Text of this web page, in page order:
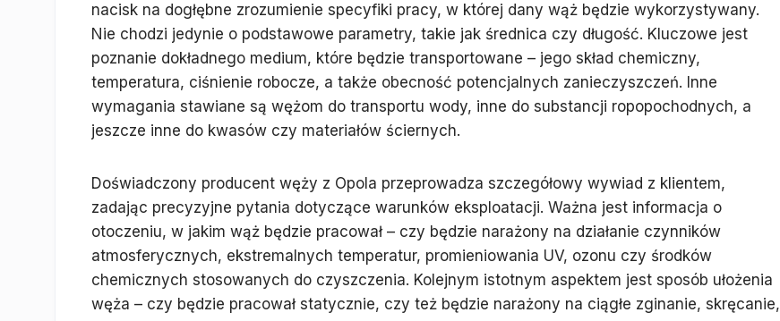
nacisk na dogłębne zrozumienie specyfiki pracy, w której dany wąż będzie wykorzystywany.
Nie chodzi jedynie o podstawowe parametry, takie jak średnica czy długość. Kluczowe jest
poznanie dokładnego medium, które będzie transportowane – jego skład chemiczny,
temperatura, ciśnienie robocze, a także obecność potencjalnych zanieczyszczeń. Inne
wymagania stawiane są wężom do transportu wody, inne do substancji ropopochodnych, a
jeszcze inne do kwasów czy materiałów ściernych.
Doświadczony producent węży z Opola przeprowadza szczegółowy wywiad z klientem,
zadając precyzyjne pytania dotyczące warunków eksploatacji. Ważna jest informacja o
otoczeniu, w jakim wąż będzie pracował – czy będzie narażony na działanie czynników
atmosferycznych, ekstremalnych temperatur, promieniowania UV, ozonu czy środków
chemicznych stosowanych do czyszczenia. Kolejnym istotnym aspektem jest sposób ułożenia
węża – czy będzie pracował statycznie, czy też będzie narażony na ciągłe zginanie, skręcanie,